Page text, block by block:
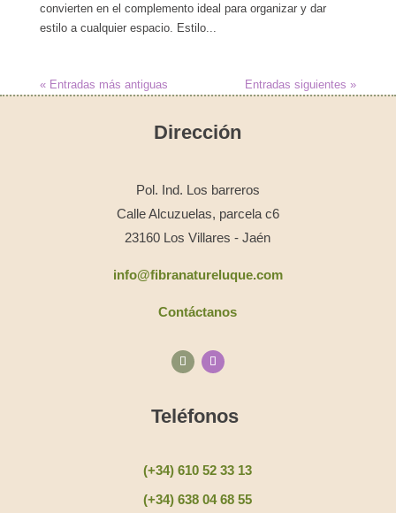
convierten en el complemento ideal para organizar y dar
estilo a cualquier espacio. Estilo...
« Entradas más antiguas Entradas siguientes »
Dirección
Pol. Ind. Los barreros
Calle Alcuzuelas, parcela c6
23160 Los Villares - Jaén
info@fibranatureluque.com
Contáctanos
Teléfonos
(+34) 610 52 33 13
(+34) 638 04 68 55